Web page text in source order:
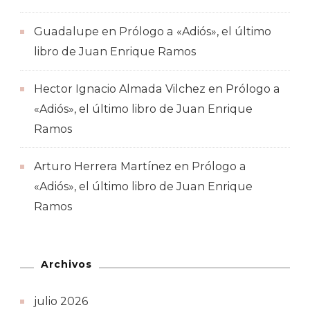
Guadalupe en Prólogo a «Adiós», el último
libro de Juan Enrique Ramos
Hector Ignacio Almada Vilchez en Prólogo a
«Adiós», el último libro de Juan Enrique
Ramos
Arturo Herrera Martínez en Prólogo a
«Adiós», el último libro de Juan Enrique
Ramos
Archivos
julio 2026